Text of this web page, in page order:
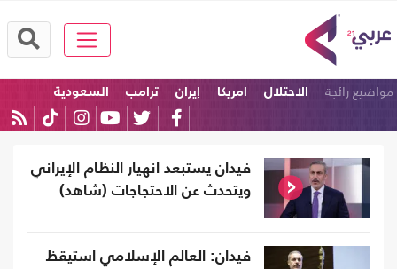
مواضيع رائجة الاحتلال امريكا إيران ترامب
السعودية
فيدان يستبعد انهيار النظام الإيراني
ويتحدث عن الاحتجاجات (شاهد)
فيدان: العالم الإسلامي استيقظ